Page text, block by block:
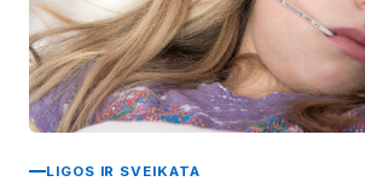
LIGOS IR SVEIKATA